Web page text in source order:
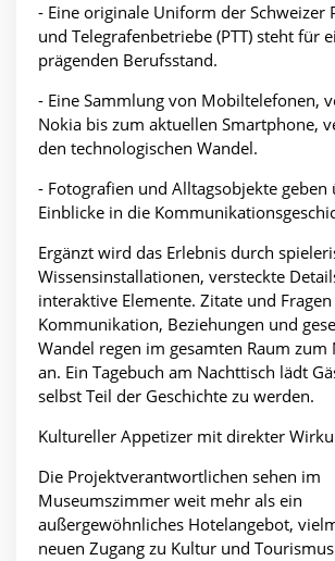
- Eine originale Uniform der Schweizer
und Telegrafenbetriebe (PTT) steht für
prägenden Berufsstand.
- Eine Sammlung von Mobiltelefonen,
Nokia bis zum aktuellen Smartphone,
den technologischen Wandel.
- Fotografien und Alltagsobjekte geben
Einblicke in die
Ergänzt wird das Erlebnis durch
Wissensinstallationen, versteckte
interaktive Elemente. Zitate und Fragen
Kommunikation, Beziehungen und
Wandel regen im gesamten Raum zum
an. Ein Tagebuch am Nachttisch lädt
selbst Teil der Geschichte zu werden.
Kultureller Appetizer mit direkter
Die Projektverantwortlichen sehen im
Museumszimmer weit mehr als ein
außergewöhnliches Hotelangebot,
neuen Zugang zu Kultur und